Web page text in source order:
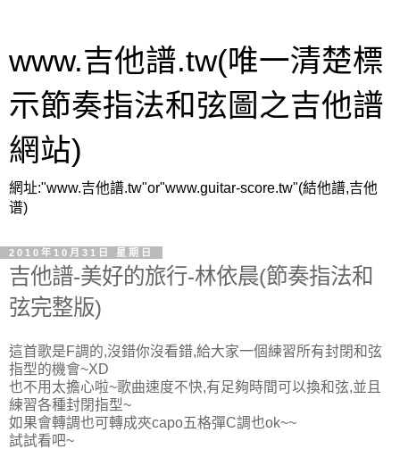
www.吉他譜.tw(唯一清楚標
示節奏指法和弦圖之吉他譜
網站)
網址:"www.吉他譜.tw"or"www.guitar-score.tw"(結他譜,吉他
谱)
2010年10月31日 星期日
吉他譜-美好的旅行-林依晨(節奏指法和
弦完整版)
這首歌是F調的,沒錯你沒看錯,給大家一個練習所有封閉和弦
指型的機會~XD
也不用太擔心啦~歌曲速度不快,有足夠時間可以換和弦,並且
練習各種封閉指型~
如果會轉調也可轉成夾capo五格彈C調也ok~~
試試看吧~